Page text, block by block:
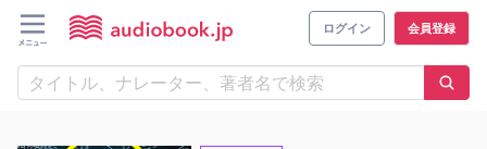
ログイン 会員登録